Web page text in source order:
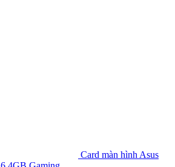
Card màn hình Asus